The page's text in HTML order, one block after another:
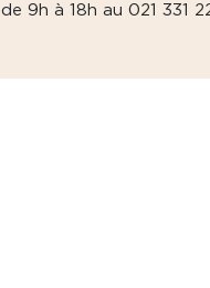
de 9h à 18h au 021 331